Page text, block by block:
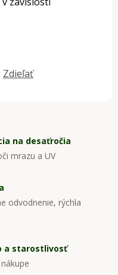
Zdieľať
na desaťročia
mrazu a UV
odvodnenie, rýchla
a starostlivosť